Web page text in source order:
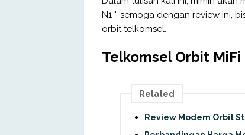
N1 ", semoga dengan review ini,
orbit telkomsel.
Telkomsel Orbit
Related
Review Modem Orbit